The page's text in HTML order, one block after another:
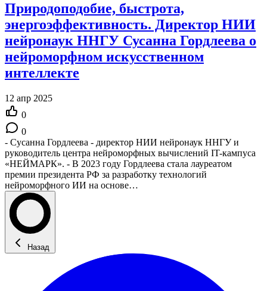
Природоподобие, быстрота,
энергоэффективность. Директор НИИ
нейронаук ННГУ Сусанна Гордлеева о
нейроморфном искусственном
интеллекте
12 апр 2025
0
0
- Сусанна Гордлеева - директор НИИ нейронаук ННГУ и
руководитель центра нейроморфных вычислений IT-кампуса
«НЕЙМАРК». - В 2023 году Гордлеева стала лауреатом
премии президента РФ за разработку технологий
нейроморфного ИИ на основе…
Назад